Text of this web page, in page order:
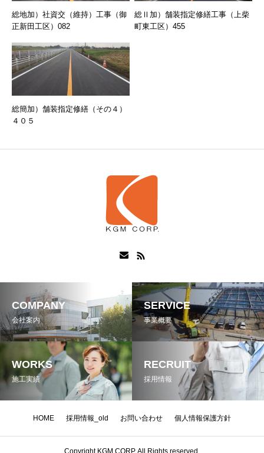
総地加）社資交（維持）工事（御
正新田工区）082
総Ⅱ加）舗装指定修繕工事（上柴
町東工区）455
総簡加）舗装指定修繕（その４）
４０５
COMPANY
会社案内
SERVICE
事業概要
WORKS
施工実績
RECRUIT
採用情報
HOME 採用情報_old お問い合わせ 個人情報保護方針
Copyright KGM CORP. All Rights reserved.